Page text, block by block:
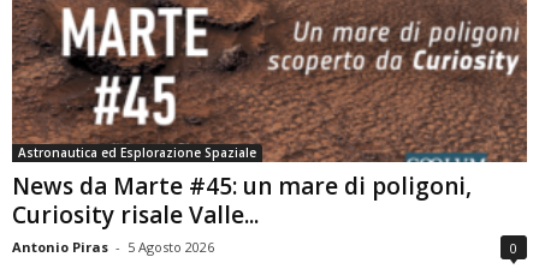
Astronautica ed Esplorazione Spaziale
News da Marte #45: un mare di poligoni,
Curiosity risale Valle...
Antonio Piras - 5 Agosto 2026 0